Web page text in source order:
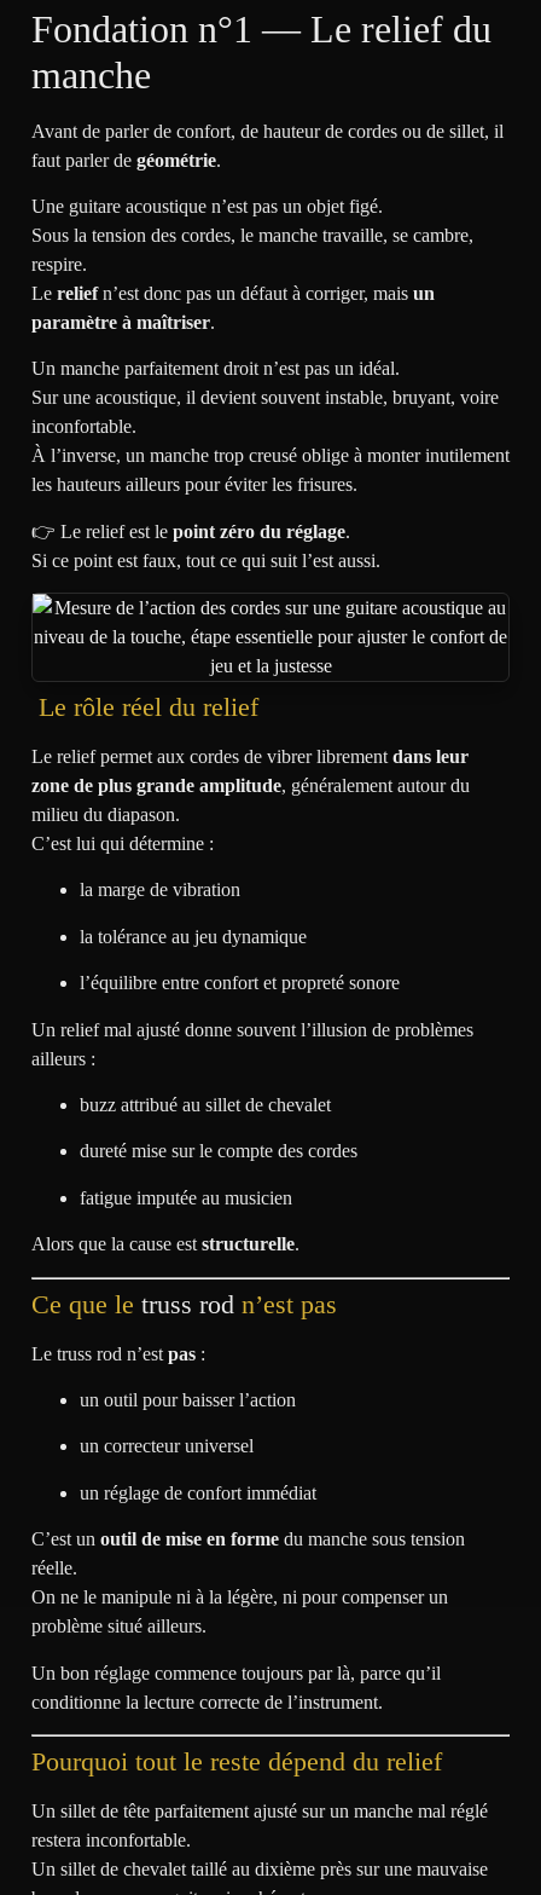
Fondation n°1 — Le relief du
manche
Avant de parler de confort, de hauteur de cordes ou de sillet, il
faut parler de géométrie.
Une guitare acoustique n’est pas un objet figé.
Sous la tension des cordes, le manche travaille, se cambre,
respire.
Le reliefn’est donc pas un défaut à corriger, mais un
paramètre à maîtriser.
Un manche parfaitement droit n’est pas un idéal.
Sur une acoustique, il devient souvent instable, bruyant, voire
inconfortable.
À l’inverse, un manche trop creusé oblige à monter inutilement
les hauteurs ailleurs pour éviter les frisures.
👉 Le relief est le point zéro du réglage.
Si ce point est faux, tout ce qui suit l’est aussi.
Le rôle réel du relief
Le relief permet aux cordes de vibrer librement dans leur
zone de plus grande amplitude, généralement autour du
milieu du diapason.
C’est lui qui détermine :
la marge de vibration
la tolérance au jeu dynamique
l’équilibre entre confort et propreté sonore
Un relief mal ajusté donne souvent l’illusion de problèmes
ailleurs :
buzz attribué au sillet de chevalet
dureté mise sur le compte des cordes
fatigue imputée au musicien
Alors que la cause est structurelle.
Ce que le truss rod n’est pas
Le truss rod n’est pas :
un outil pour baisser l’action
un correcteur universel
un réglage de confort immédiat
C’est un outil de mise en forme du manche sous tension
réelle.
On ne le manipule ni à la légère, ni pour compenser un
problème situé ailleurs.
Un bon réglage commence toujours par là, parce qu’il
conditionne la lecture correcte de l’instrument.
Pourquoi tout le reste dépend du relief
Un sillet de tête parfaitement ajusté sur un manche mal réglé
restera inconfortable.
Un sillet de chevalet taillé au dixième près sur une mauvaise